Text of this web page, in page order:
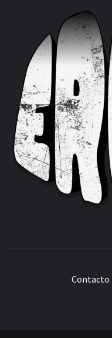
Contacto